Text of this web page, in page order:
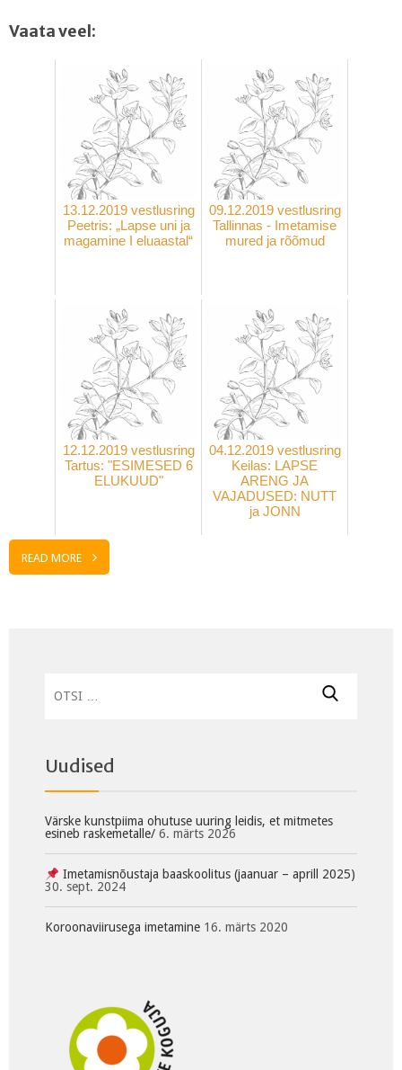
Vaata veel:
13.12.2019 vestlusring
Peetris: „Lapse uni ja
magamine I eluaastal“
09.12.2019 vestlusring
Tallinnas - Imetamise
mured ja rõõmud
12.12.2019 vestlusring
Tartus: "ESIMESED 6
ELUKUUD"
04.12.2019 vestlusring
Keilas: LAPSE
ARENG JA
VAJADUSED: NUTT
ja JONN
READ MORE
Uudised
Värske kunstpiima ohutuse uuring leidis, et mitmetes
esineb raskemetalle/ 6. märts 2026
Imetamisnõustaja baaskoolitus (jaanuar – aprill 2025)
30. sept. 2024
Koroonaviirusega imetamine 16. märts 2020